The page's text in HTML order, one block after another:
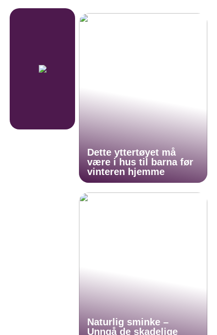
Dette yttertøyet må
være i hus til barna før
vinteren hjemme
Naturlig sminke –
Unngå de skadelige